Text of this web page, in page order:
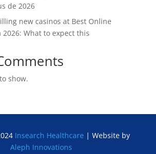
de 2026
new casinos at Best Online
2026: What to expect this
show.
Insearch Healthcare | Website by
Aleph Innovations